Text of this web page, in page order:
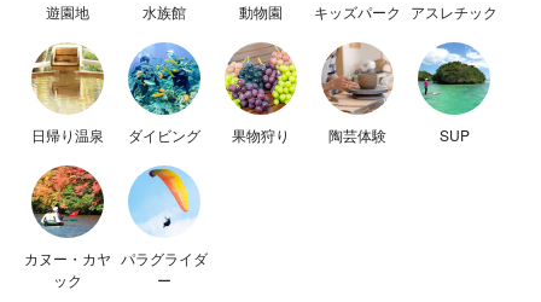
遊園地 水族館 動物園 キッズパーク アスレチック
日帰り温泉 ダイビング 果物狩り 陶芸体験 SUP
カヌー・カヤ
ック
パラグライダ
ー